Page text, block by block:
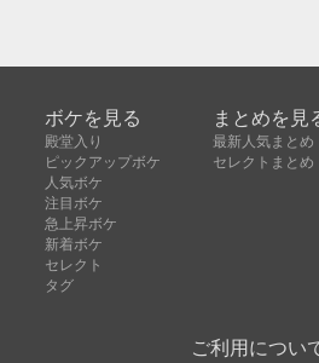
ボケを見る
殿堂入り
ピックアップボケ
人気ボケ
注目ボケ
急上昇ボケ
新着ボケ
セレクト
タグ
まとめを見
最新人気まとめ
セレクトまとめ
ご利用につい